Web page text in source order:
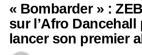
« Bombarder » :
sur l’Afro Dancehall
lancer son premier